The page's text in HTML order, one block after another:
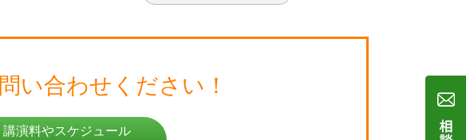
い合わせください！
講演料やスケジュール